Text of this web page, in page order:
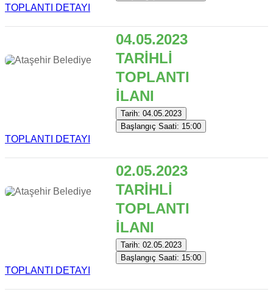
TOPLANTI DETAYI
04.05.2023
TARİHLİ
TOPLANTI
İLANI
Tarih: 04.05.2023
Başlangıç Saati: 15:00
TOPLANTI DETAYI
02.05.2023
TARİHLİ
TOPLANTI
İLANI
Tarih: 02.05.2023
Başlangıç Saati: 15:00
TOPLANTI DETAYI